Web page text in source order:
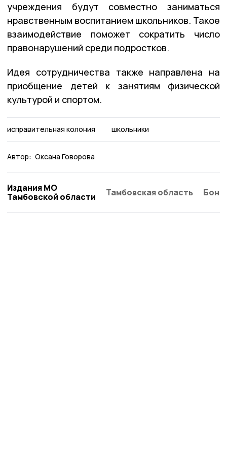
учреждения будут совместно заниматься
нравственным воспитанием школьников. Такое
взаимодействие поможет сократить число
правонарушений среди подростков.
Идея сотрудничества также направлена на
приобщение детей к занятиям физической
культурой и спортом.
исправительная колония школьники
Автор: Оксана Говорова
Издания МО
Тамбовской области
Тамбовская область